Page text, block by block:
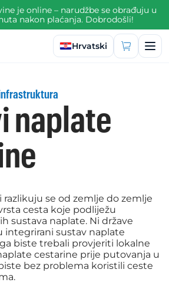
je online – narudžbe se obrađuju u
nakon plaćanja. Dobrodošli!
Odaberite jezik
Hrvatski
naplate
razlikuju se od zemlje do zemlje
cesta koje podliježu
sustava naplate. Ni države
integrirani sustav naplate
biste trebali provjeriti lokalne
cestarine prije putovanja u
bez problema koristili ceste